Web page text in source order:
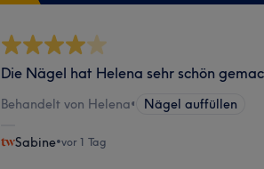
Die Nägel hat Helena sehr schön
Behandelt von Helena• Nägel auffüllen
Sabine•vor 1 Tag